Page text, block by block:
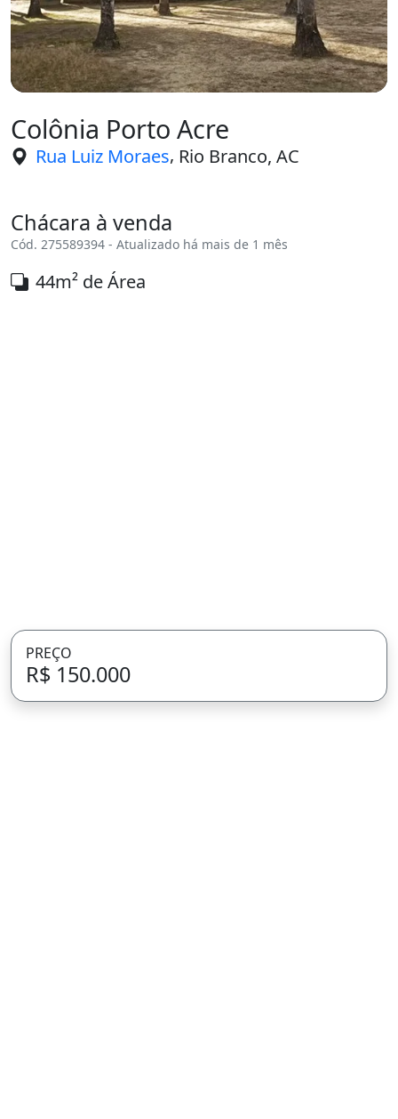
Colônia Porto Acre
Rua Luiz Moraes, Rio Branco, AC
Chácara à venda
Cód. 275589394 - Atualizado há mais de 1 mês
44m² de Área
PREÇO
R$ 150.000